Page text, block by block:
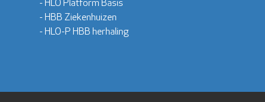
- HBB Ziekenhuizen
- HLO-P HBB herhaling